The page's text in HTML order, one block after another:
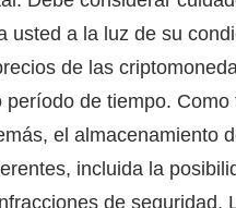
usted a la luz de su
de las
de tiempo.
el almacenamiento
incluida la
de seguridad.